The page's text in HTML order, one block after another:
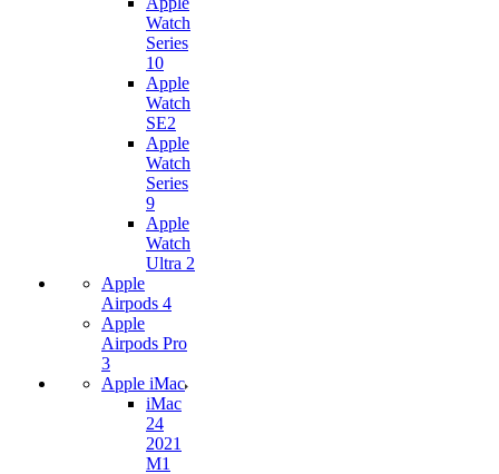
Watch
Series
10
Apple
Watch
SE2
Apple
Watch
Series
9
Apple
Watch
Ultra 2
Apple
Airpods 4
Apple
Airpods Pro
3
Apple iMac
iMac
24
2021
M1